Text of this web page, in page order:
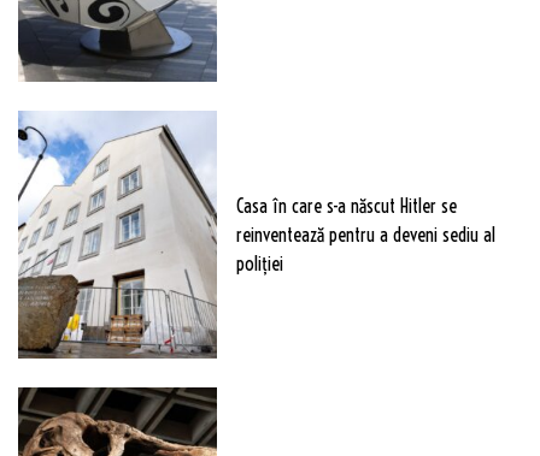
Casa în care s-a născut Hitler se
reinventează pentru a deveni sediu al
poliției